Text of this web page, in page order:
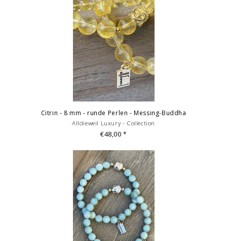
Citrin - 8 mm - runde Perlen - Messing-Buddha
Alldieweil Luxury - Collection
€48,00*